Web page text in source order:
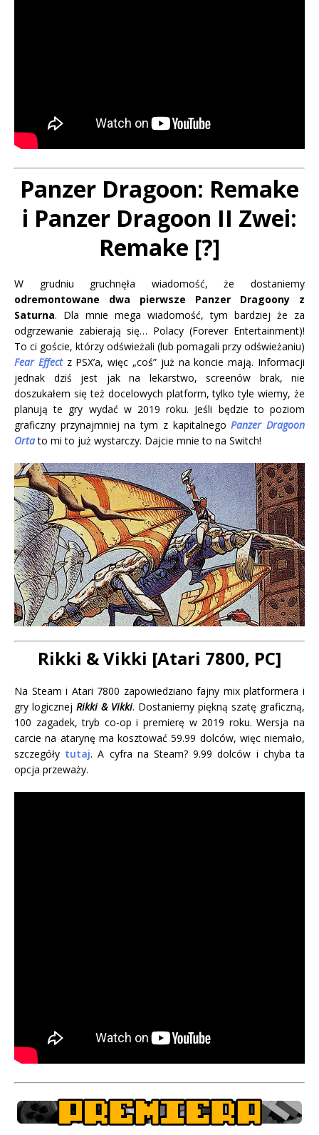
Panzer Dragoon: Remake
i Panzer Dragoon II Zwei:
Remake [?]
W grudniu gruchnęła wiadomość, że dostaniemy
odremontowane dwa pierwsze Panzer Dragoony z
Saturna. Dla mnie mega wiadomość, tym bardziej że za
odgrzewanie zabierają się… Polacy (Forever Entertainment)!
To ci goście, którzy odświeżali (lub pomagali przy odświeżaniu)
Fear Effectz PSX’a, więc „coś” już na koncie mają. Informacji
jednak dziś jest jak na lekarstwo, screenów brak, nie
doszukałem się też docelowych platform, tylko tyle wiemy, że
planują te gry wydać w 2019 roku. Jeśli będzie to poziom
graficzny przynajmniej na tym z kapitalnegoPanzer Dragoon
Ortato mi to już wystarczy. Dajcie mnie to na Switch!
Rikki & Vikki [Atari 7800, PC]
Na Steam i Atari 7800 zapowiedziano fajny mix platformera i
gry logicznej Rikki & Vikki. Dostaniemy piękną szatę graficzną,
100 zagadek, tryb co-op i premierę w 2019 roku. Wersja na
carcie na atarynę ma kosztować 59.99 dolców, więc niemało,
szczegóły tutaj. A cyfra na Steam? 9.99 dolców i chyba ta
opcja przeważy.